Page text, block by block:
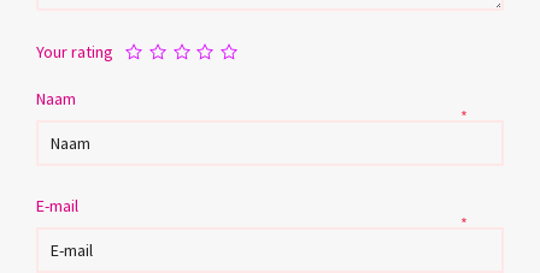
Your rating
Naam
*
E-mail
*